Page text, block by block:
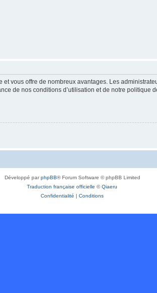
vous offre de nombreux avantages. Les
de nos conditions d’utilisation et de notre
Développé parphpBB® Forum Software © phpBB Limited
Traduction française officielle ©Qiaeru
Confidentialité | Conditions